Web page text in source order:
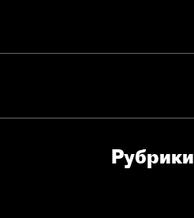
Рубрики